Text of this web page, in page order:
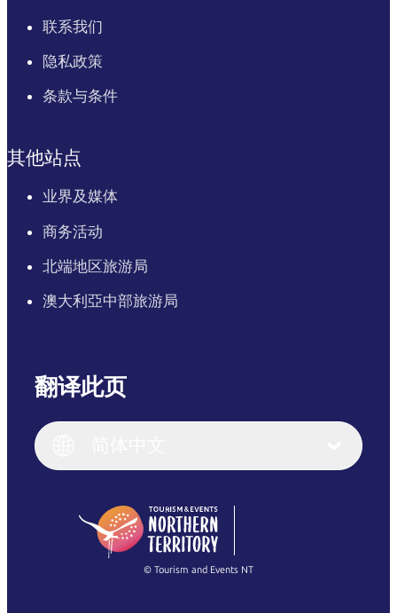
联系我们
隐私政策
条款与条件
其他站点
业界及媒体
商务活动
北端地区旅游局
澳大利亞中部旅游局
翻译此页
English (US)
English
(Singapore)
Français
繁體中文
© Tourism and Events NT